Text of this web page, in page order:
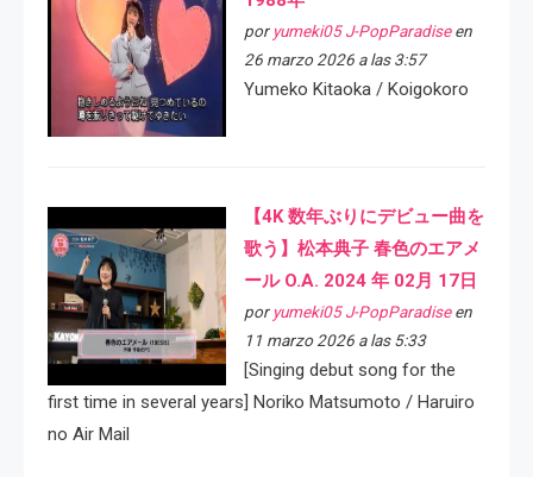
por yumeki05 J-PopParadiseen
26 marzo 2026 a las 3:57
Yumeko Kitaoka / Koigokoro
【4K 数年ぶりにデビュー曲を
歌う】松本典子 春色のエアメ
ール O.A. 2024 年 02月 17日
por yumeki05 J-PopParadiseen
11 marzo 2026 a las 5:33
[Singing debut song for the
first time in several years] Noriko Matsumoto / Haruiro
no Air Mail